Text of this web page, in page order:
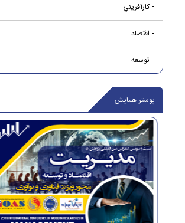
- کارآفريني
- اقتصاد
- توسعه
پوستر همایش